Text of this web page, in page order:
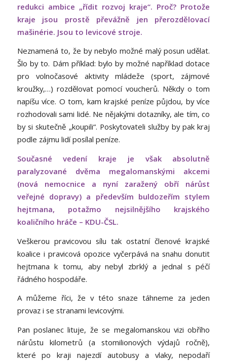
redukci ambice „řídit rozvoj kraje“. Proč? Protože
kraje jsou prostě převážně jen přerozdělovací
mašinérie. Jsou to levicové stroje.
Neznamená to, že by nebylo možné malý posun udělat.
Šlo by to. Dám příklad: bylo by možné například dotace
pro volnočasové aktivity mládeže (sport, zájmové
kroužky,…) rozdělovat pomocí voucherů. Někdy o tom
napíšu více. O tom, kam krajské peníze půjdou, by více
rozhodovali sami lidé. Ne nějakými dotazníky, ale tím, co
by si skutečně „koupili“. Poskytovateli služby by pak kraj
podle zájmu lidí posílal peníze.
Současné vedení kraje je však absolutně
paralyzované dvěma megalomanskými akcemi
(nová nemocnice a nyní zaražený obří nárůst
veřejné dopravy) a především buldozeřím stylem
hejtmana, potažmo nejsilnějšího krajského
koaličního hráče – KDU-ČSL.
Veškerou pravicovou sílu tak ostatní členové krajské
koalice i pravicová opozice vyčerpává na snahu donutit
hejtmana k tomu, aby nebyl zbrklý a jednal s péčí
řádného hospodáře.
A můžeme říci, že v této snaze táhneme za jeden
provaz i se stranami levicovými.
Pan poslanec lituje, že se megalomanskou vizi obřího
nárůstu kilometrů (a stomilionových výdajů ročně),
které po kraji najezdí autobusy a vlaky, nepodaří